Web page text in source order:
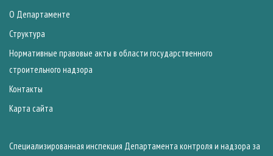
О Департаменте
Структура
Нормативные правовые акты в области государственного
строительного надзора
Контакты
Карта сайта
Специализированная инспекция Департамента контроля и надзора за